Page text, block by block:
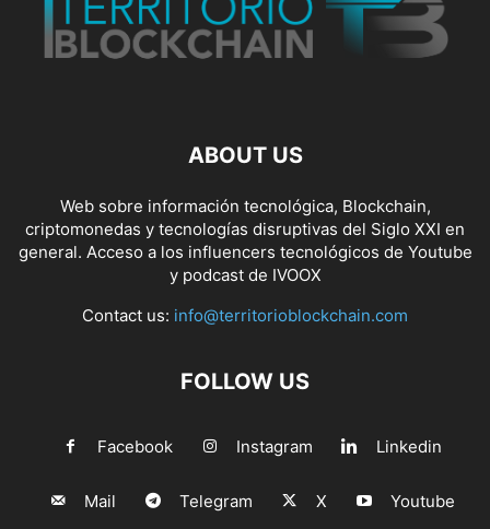
ABOUT US
Web sobre información tecnológica, Blockchain,
criptomonedas y tecnologías disruptivas del Siglo XXI en
general. Acceso a los influencers tecnológicos de Youtube
y podcast de IVOOX
Contact us: info@territorioblockchain.com
FOLLOW US
Facebook Instagram Linkedin
Mail Telegram X Youtube